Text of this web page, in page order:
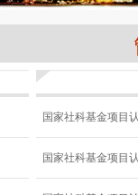
国家社科基金项目
国家社科基金项目